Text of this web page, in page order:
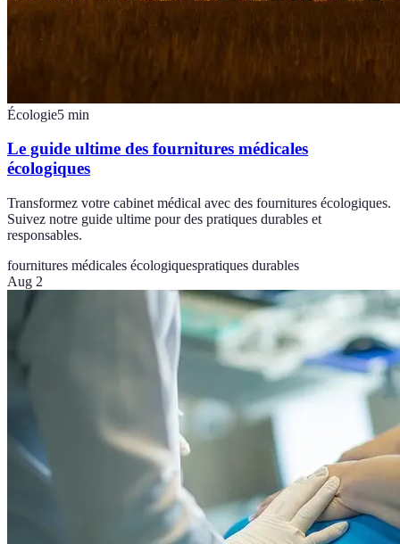
Écologie5 min
Le guide ultime des fournitures médicales
écologiques
Transformez votre cabinet médical avec des fournitures écologiques.
Suivez notre guide ultime pour des pratiques durables et
responsables.
fournitures médicales écologiquespratiques durables
Aug 2